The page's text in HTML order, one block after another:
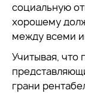
социальную
хорошему
между всеми
Учитывая, что
грани